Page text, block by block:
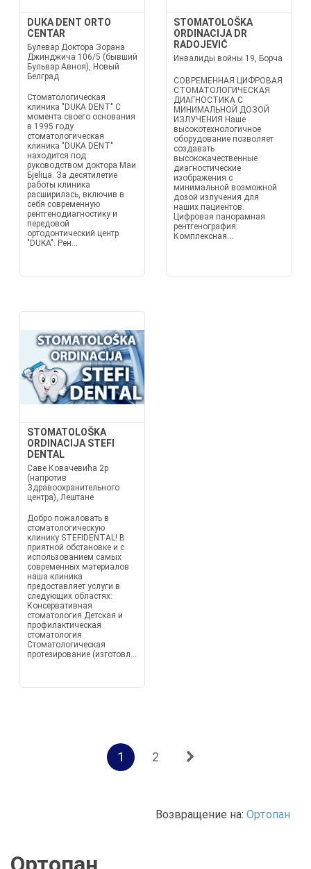
DUKA DENT ORTO
CENTAR
Булевар Доктора Зорана
Джинджича 106/5 (бывший
Бульвар Авноя), Новый
Белград
Стоматологическая
клиника "DUKA DENT" С
момента своего основания
в 1995 году
стоматологическая
клиника "DUKA DENT"
находится под
руководством доктора Маи
Бjeliца. За десятилетие
работы клиника
расширилась, включив в
себя современную
рентгенодиагностику и
передовой
ортодонтический центр
"DUKA". Рен...
STOMATOLOŠKA
ORDINACIJA DR
RADOJEVIĆ
Инвалиды войны 19, Борча
СОВРЕМЕННАЯ ЦИФРОВАЯ
СТОМАТОЛОГИЧЕСКАЯ
ДИАГНОСТИКА С
МИНИМАЛЬНОЙ ДОЗОЙ
ИЗЛУЧЕНИЯ Наше
высокотехнологичное
оборудование позволяет
создавать
высококачественные
диагностические
изображения с
минимальной возможной
дозой излучения для
наших пациентов.
Цифровая панорамная
рентгенография:
Комплексная...
STOMATOLOŠKA
ORDINACIJA STEFI
DENTAL
Саве Ковачевића 2р
(напротив
Здравоохранительного
центра), Лештане
Добро пожаловать в
стоматологическую
клинику STEFIDENTAL! В
приятной обстановке и с
использованием самых
современных материалов
наша клиника
предоставляет услуги в
следующих областях:
Консервативная
стоматология Детская и
профилактическая
стоматология
Стоматологическая
протезирование (изготовл...
1 2
Возвращение на: Ортопан